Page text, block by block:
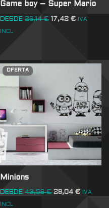
Game boy – Super Mario
DESDE 26,14€ 17,42€ IVA
INCL
OFERTA
Minions
DESDE 43,56€ 29,04€ IVA
INCL